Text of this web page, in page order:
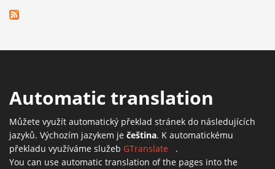
Automatic translation
Můžete využít automatický překlad stránek do následujících
jazyků. Výchozím jazykem je čeština. K automatickému
překladu využíváme služeb GTranslate (link is external)
.
You can use automatic translation of the pages into the